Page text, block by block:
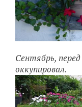
Сентябрь,
оккупировал.